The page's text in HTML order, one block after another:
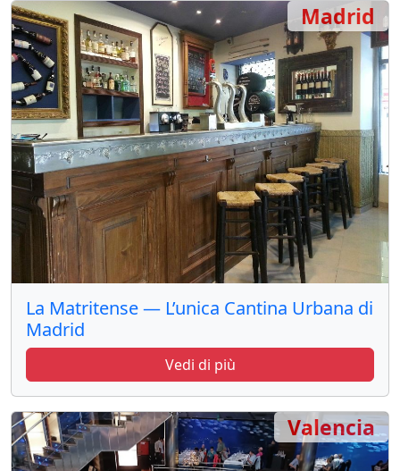
La Matritense — L’unica Cantina Urbana di
Madrid
Vedi di più
Madrid
Valencia